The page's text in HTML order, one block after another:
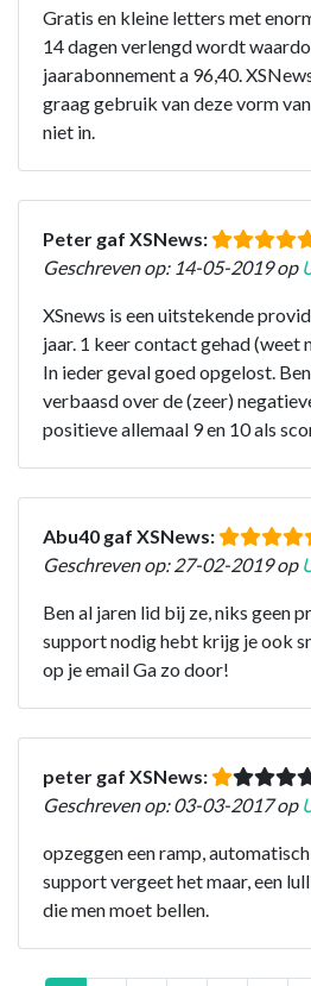
Gratis en kleine letters met
14 dagen verlengd wordt
jaarabonnement a 96,40.
graag gebruik van deze vorm
niet in.
Peter gaf XSNews:
Geschreven op: 14-05-2019 op
XSnews is een uitstekende
jaar. 1 keer contact gehad (weet
In ieder geval goed opgelost.
verbaasd over de (zeer)
positieve allemaal 9 en 10 als
Abu40 gaf XSNews:
Geschreven op: 27-02-2019 op
Ben al jaren lid bij ze, niks geen
support nodig hebt krijg je ook
op je email Ga zo door!
peter gaf XSNews:
Geschreven op: 03-03-2017 op
opzeggen een ramp,
support vergeet het maar, een
die men moet bellen.